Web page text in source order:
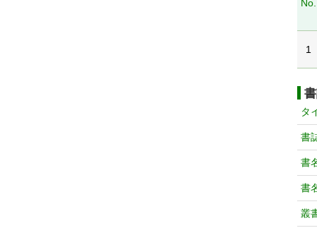
No.
1
タ
書
書
書
叢